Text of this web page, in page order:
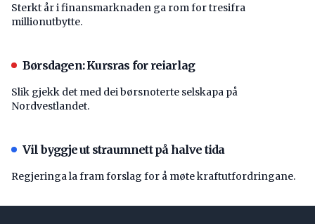
Sterkt år i finansmarknaden ga rom for tresifra
millionutbytte.
Børsdagen: Kursras for reiarlag
Slik gjekk det med dei børsnoterte selskapa på
Nordvestlandet.
Vil byggje ut straumnett på halve tida
Regjeringa la fram forslag for å møte kraftutfordringane.